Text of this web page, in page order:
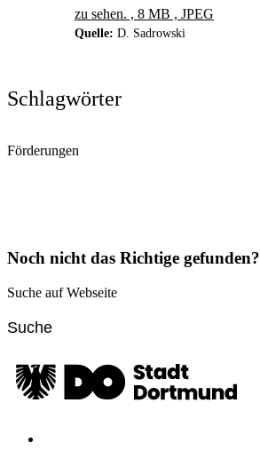
zu sehen. , 8 MB , JPEG
Quelle: D. Sadrowski
Schlagwörter
Förderungen
Noch nicht das Richtige gefunden?
Suche auf Webseite